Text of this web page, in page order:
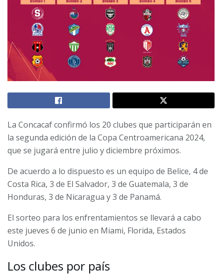
La Concacaf confirmó los 20 clubes que participarán en
la segunda edición de la Copa Centroamericana 2024,
que se jugará entre julio y diciembre próximos.
De acuerdo a lo dispuesto es un equipo de Belice, 4 de
Costa Rica, 3 de El Salvador, 3 de Guatemala, 3 de
Honduras, 3 de Nicaragua y 3 de Panamá.
El sorteo para los enfrentamientos se llevará a cabo
este jueves 6 de junio en Miami, Florida, Estados
Unidos.
Los clubes por país